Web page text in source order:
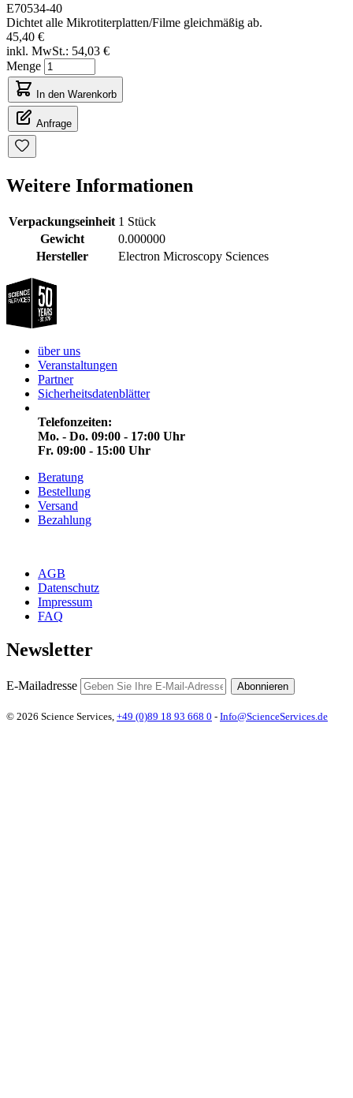
E70534-40
Dichtet alle Mikrotiterplatten/Filme gleichmäßig ab.
45,40 €
inkl. MwSt.: 54,03 €
Menge
In den Warenkorb
Anfrage
Weitere Informationen
Verpackungseinheit 1 Stück
Gewicht
0.000000
Hersteller
Electron Microscopy Sciences
über uns
Veranstaltungen
Partner
Sicherheitsdatenblätter
Telefonzeiten:
Mo. - Do. 09:00 - 17:00 Uhr
Fr. 09:00 - 15:00 Uhr
Beratung
Bestellung
Versand
Bezahlung
AGB
Datenschutz
Impressum
FAQ
Newsletter
E-Mailadresse Abonnieren
© 2026 Science Services, +49 (0)89 18 93 668 0 - Info@ScienceServices.de